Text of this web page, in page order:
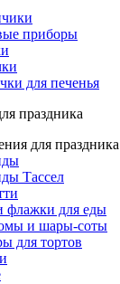
приборы
для печенья
праздника
для праздника
Тассел
флажки для еды
и шары-соты
для тортов